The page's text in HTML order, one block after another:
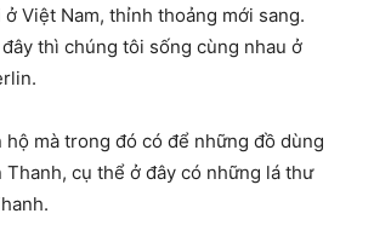
ở Việt Nam, thỉnh thoảng mới sang.
thì chúng tôi sống cùng nhau ở
mà trong đó có để những đồ dùng
Thanh, cụ thể ở đây có những lá thư